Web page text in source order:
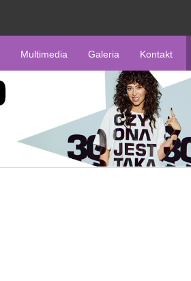
Multimedia Galeria Kontakt